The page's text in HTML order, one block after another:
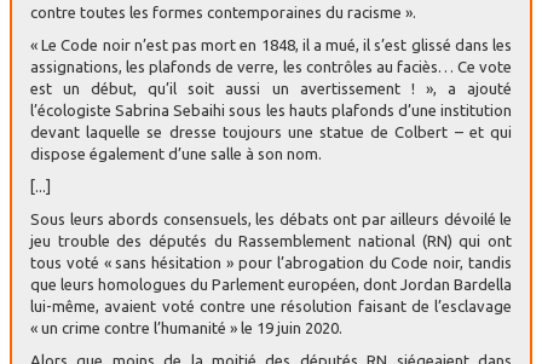
contre toutes les formes contemporaines du racisme ».
« Le Code noir n’est pas mort en 1848, il a mué, il s’est glissé dans les
assignations, les plafonds de verre, les contrôles au faciès… Ce vote
est un début, qu’il soit aussi un avertissement ! », a ajouté
l’écologiste Sabrina Sebaihi sous les hauts plafonds d’une institution
devant laquelle se dresse toujours une statue de Colbert – et qui
dispose également d’une salle à son nom.
[...]
Sous leurs abords consensuels, les débats ont par ailleurs dévoilé le
jeu trouble des députés du Rassemblement national (RN) qui ont
tous voté « sans hésitation » pour l’abrogation du Code noir, tandis
que leurs homologues du Parlement européen, dont Jordan Bardella
lui-même, avaient voté contre une résolution faisant de l’esclavage
« un crime contre l’humanité » le 19 juin 2020.
Alors que moins de la moitié des députés RN siégeaient dans